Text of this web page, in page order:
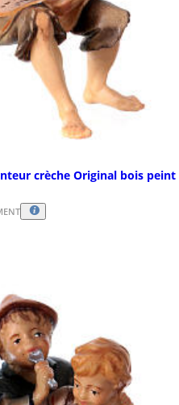
crèche Original bois peint